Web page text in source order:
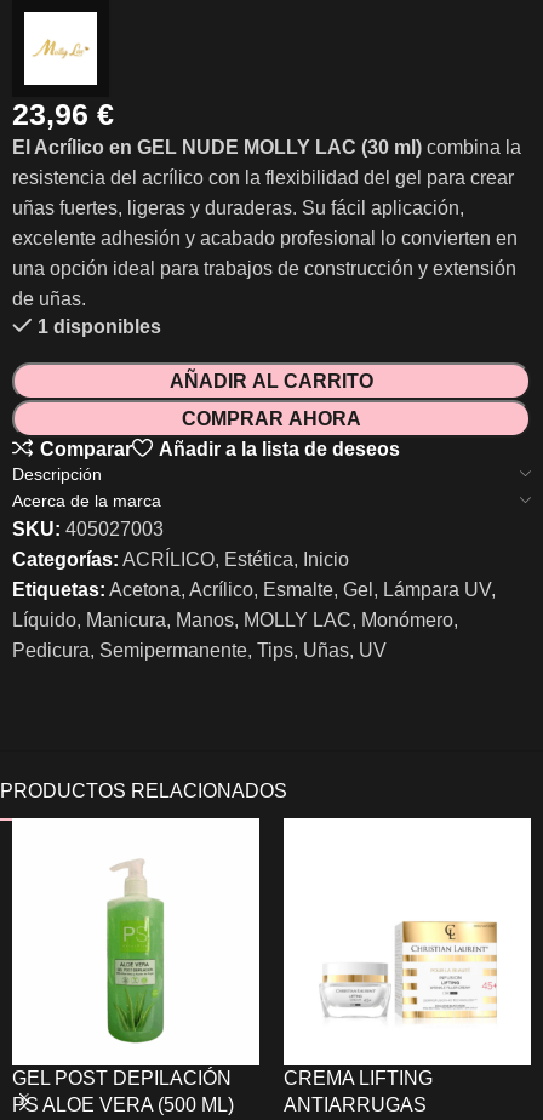
23,96 €
El Acrílico en GEL NUDE MOLLY LAC (30 ml) combina la
resistencia del acrílico con la flexibilidad del gel para crear
uñas fuertes, ligeras y duraderas. Su fácil aplicación,
excelente adhesión y acabado profesional lo convierten en
una opción ideal para trabajos de construcción y extensión
de uñas.
1 disponibles
AÑADIR AL CARRITO
COMPRAR AHORA
Comparar
Añadir a la lista de deseos
Descripción
Acerca de la marca
SKU: 405027003
Categorías: ACRÍLICO, Estética, Inicio
Etiquetas: Acetona, Acrílico, Esmalte, Gel , Lámpara UV,
Líquido, Manicura, Manos, MOLLY LAC, Monómero,
Pedicura, Semipermanente, Tips, Uñas, UV
GEL POST DEPILACIÓN
PS ALOE VERA (500 ML)
CREMA LIFTING
ANTIARRUGAS